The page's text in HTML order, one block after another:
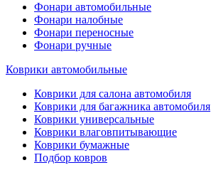
Фонари автомобильные
Фонари налобные
Фонари переносные
Фонари ручные
Коврики автомобильные
Коврики для салона автомобиля
Коврики для багажника автомобиля
Коврики универсальные
Коврики влаговпитывающие
Коврики бумажные
Подбор ковров